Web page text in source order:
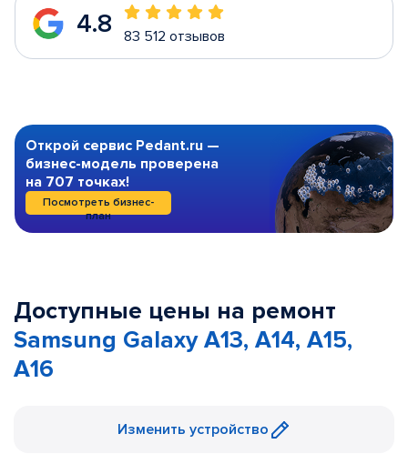
4.8 83 512 отзывов
Открой сервис Pedant.ru —
бизнес-модель проверена
на 707 точках!
Посмотреть бизнес-
план
Доступные цены на ремонт
Samsung Galaxy A13, A14, A15,
A16
Изменить устройство